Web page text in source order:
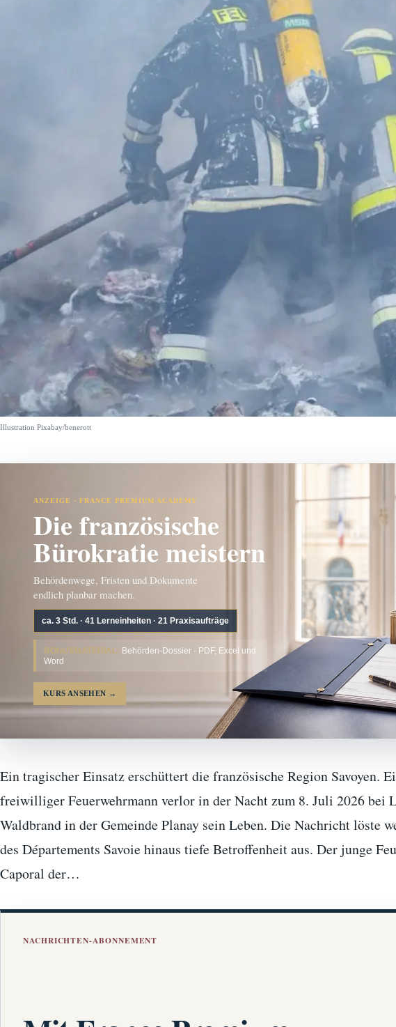
Illustration Pixabay/benerott
ANZEIGE · FRANCE PREMIUM ACADEMY
Die französische
Bürokratie meistern
Behördenwege, Fristen und Dokumente
endlich planbar machen.
ca. 3 Std. · 41 Lerneinheiten · 21 Praxisaufträge
BONUSMATERIAL: Behörden-Dossier · PDF, Excel und
Word
KURS ANSEHEN →
Ein tragischer Einsatz erschüttert die französische Region Savoyen.
freiwilliger Feuerwehrmann verlor in der Nacht zum 8. Juli 2026 bei
Waldbrand in der Gemeinde Planay sein Leben. Die Nachricht löste
des Départements Savoie hinaus tiefe Betroffenheit aus. Der junge
Caporal der…
NACHRICHTEN-ABONNEMENT